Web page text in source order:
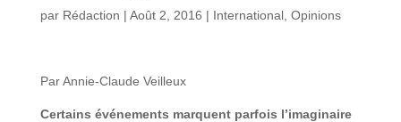
par Rédaction | Août 2, 2016 | International, Opinions
Par Annie-Claude Veilleux
Certains événements marquent parfois l’imaginaire